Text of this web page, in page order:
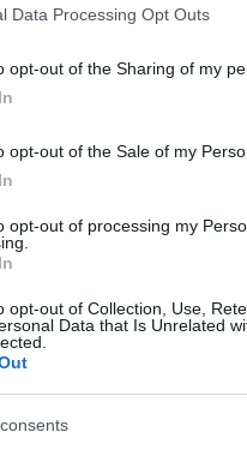
Data Processing Opt Outs
opt-out of the Sharing of my
opt-out of the Sale of my
opt-out of processing my
opt-out of Collection, Use,
Data that Is Unrelated
του in.gr.
κράτος και
του τόπου.
κόμματα της
«αλλά από
εάν θα υπάρξει
να διατυπωθεί
απάντηση